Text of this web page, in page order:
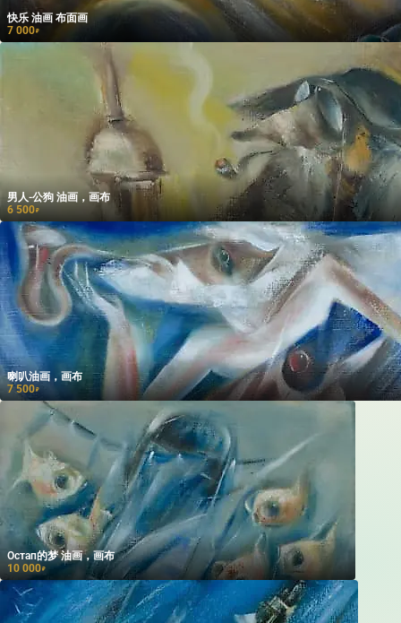
快乐 油画 布面画
7 000₽
男人-公狗 油画，画布
6 500₽
喇叭油画，画布
7 500₽
Остап的梦 油画，画布
10 000₽